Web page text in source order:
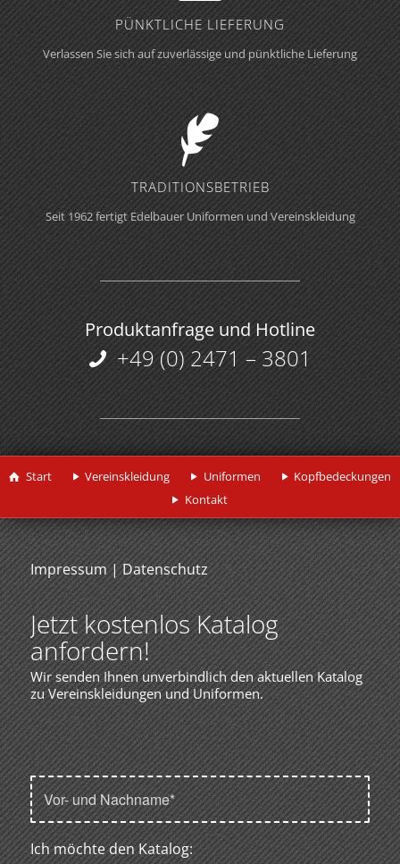
PÜNKTLICHE LIEFERUNG
Verlassen Sie sich auf zuverlässige und pünktliche Lieferung
TRADITIONS­BETRIEB
Seit 1962 fertigt Edelbauer Uniformen und Vereinskleidung
Produktanfrage und Hotline
+49 (0) 2471 – 3801
Start Vereinskleidung Uniformen
Kopfbedeckungen
Kontakt
Impressum|Datenschutz
Jetzt kostenlos Katalog
anfordern!
Wir senden Ihnen unverbindlich den aktuellen Katalog
zu Vereinskleidungen und Uniformen.
Ich möchte den Katalog: